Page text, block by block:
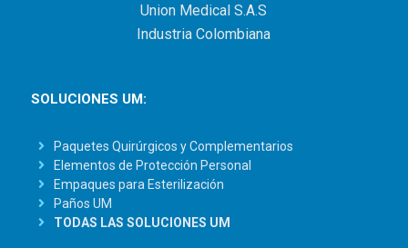
Union Medical S.A.S
Industria Colombiana
SOLUCIONES UM:
Paquetes Quirúrgicos y Complementarios
Elementos de Protección Personal
Empaques para Esterilización
Paños UM
TODAS LAS SOLUCIONES UM